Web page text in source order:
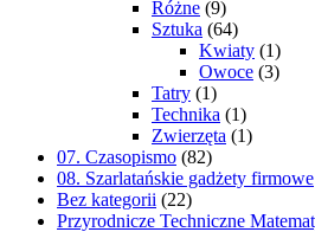
Różne (9)
Sztuka (64)
Kwiaty (1)
Owoce (3)
Tatry (1)
Technika (1)
Zwierzęta (1)
07. Czasopismo (82)
08. Szarlatańskie gadżety firmowe
Bez kategorii (22)
Przyrodnicze Techniczne